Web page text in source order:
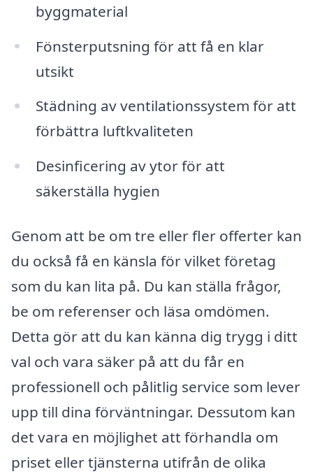
byggmaterial
Fönsterputsning för att få en klar
utsikt
Städning av ventilationssystem för att
förbättra luftkvaliteten
Desinficering av ytor för att
säkerställa hygien
Genom att be om tre eller fler offerter kan
du också få en känsla för vilket företag
som du kan lita på. Du kan ställa frågor,
be om referenser och läsa omdömen.
Detta gör att du kan känna dig trygg i ditt
val och vara säker på att du får en
professionell och pålitlig service som lever
upp till dina förväntningar. Dessutom kan
det vara en möjlighet att förhandla om
priset eller tjänsterna utifrån de olika